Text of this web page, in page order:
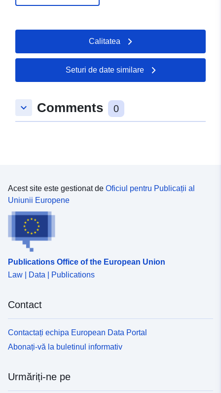
Calitatea
Seturi de date similare
keyboard_arrow_down Comments 0
Acest site este gestionat de Oficiul pentru Publicații al
Uniunii Europene
Publications Office of the European Union
Law | Data | Publications
Contact
Contactați echipa European Data Portal
Abonați-vă la buletinul informativ
Urmăriți-ne pe